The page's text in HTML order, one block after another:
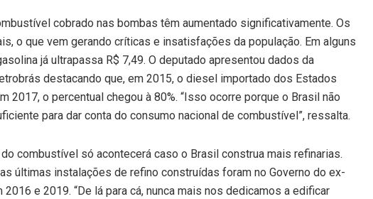
cobrado nas bombas têm aumentado significativamente. Os
o que vem gerando críticas e insatisfações da população. Em alguns
já ultrapassa R$ 7,49. O deputado apresentou dados da
destacando que, em 2015, o diesel importado dos Estados
2017, o percentual chegou à 80%. “Isso ocorre porque o Brasil não
para dar conta do consumo nacional de combustível”, ressalta.
combustível só acontecerá caso o Brasil construa mais refinarias.
últimas instalações de refino construídas foram no Governo do ex-
e 2019. “De lá para cá, nunca mais nos dedicamos a edificar